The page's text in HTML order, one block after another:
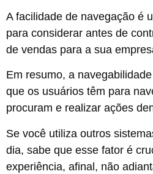
A facilidade de navegação é
para considerar antes de
de vendas para a sua
Em resumo, a
que os usuários têm para
procuram e realizar ações
Se você utiliza outros
dia, sabe que esse fator é
experiência, afinal, não